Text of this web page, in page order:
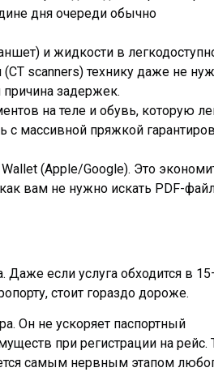
дня очереди обычно
и жидкости в
scanners) технику даже не
задержек.
на теле и обувь, которую
с массивной пряжкой
(Apple/Google). Это
вам не нужно искать PDF-
если услуга обходится в
стоит гораздо дороже.
Он не ускоряет паспортный
при регистрации на рейс.
самым нервным этапом